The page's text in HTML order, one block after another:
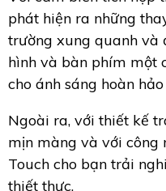
phát hiện ra những
trường xung quanh và
hình và bàn phím một
cho ánh sáng hoàn
Ngoài ra, với thiết kế
mịn màng và với
Touch cho bạn trải
thiết thực.